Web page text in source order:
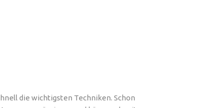
die wichtigsten Techniken. Schon